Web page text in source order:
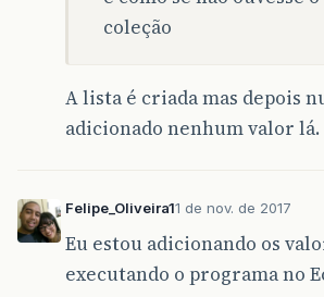
coleção
A lista é criada mas depois
adicionado nenhum valor lá.
Felipe_Oliveira11 de nov. de 2017
Eu estou adicionando os
executando o programa no